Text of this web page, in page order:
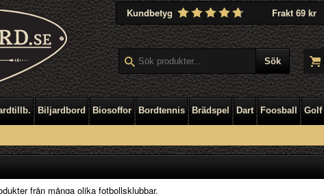
Kundbetyg Frakt 69 kr
Biljardbord Biosoffor Bordtennis Brädspel Dart Foosball Golf
från många olika fotbollsklubbar.